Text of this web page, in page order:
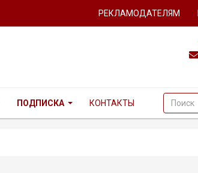
РЕКЛАМОДАТЕЛЯМ
ПОДПИСКА КОНТАКТЫ